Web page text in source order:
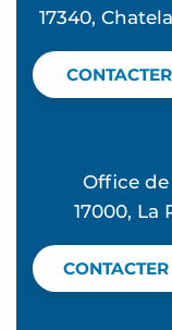
17340,
Office
17000, La